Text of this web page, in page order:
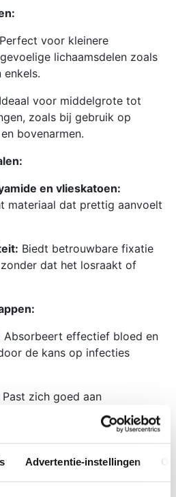
Advertentie-instellingen
Perfect voor kleinere
lichaamsdelen zoals
enkels.
Ideaal voor middelgrote tot
zoals bij gebruik op
bovenarmen.
en vlieskatoen:
materiaal dat prettig aanvoelt
Biedt betrouwbare fixatie
dat het losraakt of
Absorbeert effectief bloed en
de kans op infecties
Past zich goed aan
en blijft stevig zitten, ook bij
Voorkomt rafelen voor een